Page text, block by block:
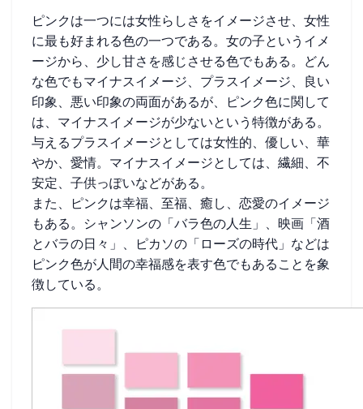
ピンクは一つには女性らしさをイメージさせ、女性
に最も好まれる色の一つである。女の子というイメ
ージから、少し甘さを感じさせる色でもある。どん
な色でもマイナスイメージ、プラスイメージ、良い
印象、悪い印象の両面があるが、ピンク色に関して
は、マイナスイメージが少ないという特徴がある。
与えるプラスイメージとしては女性的、優しい、華
やか、愛情。マイナスイメージとしては、繊細、不
安定、子供っぽいなどがある。
また、ピンクは幸福、至福、癒し、恋愛のイメージ
もある。シャンソンの「バラ色の人生」、映画「酒
とバラの日々」、ピカソの「ローズの時代」などは
ピンク色が人間の幸福感を表す色でもあることを象
徴している。